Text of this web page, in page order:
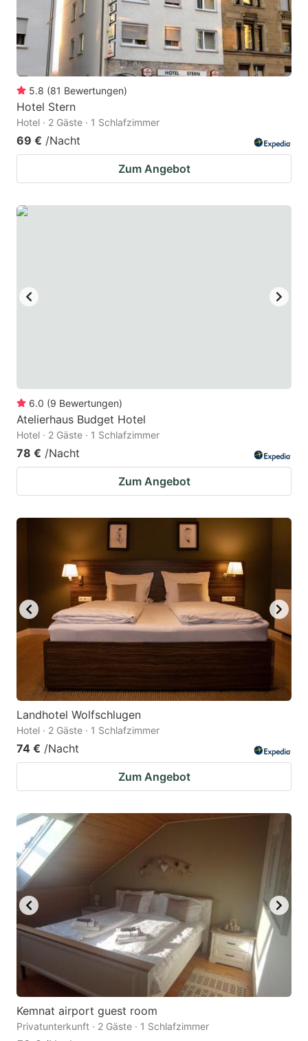
5.8 (81 Bewertungen)
Hotel Stern
Hotel · 2 Gäste · 1 Schlafzimmer
69 € /Nacht
Zum Angebot
6.0 (9 Bewertungen)
Atelierhaus Budget Hotel
Hotel · 2 Gäste · 1 Schlafzimmer
78 € /Nacht
Zum Angebot
Landhotel Wolfschlugen
Hotel · 2 Gäste · 1 Schlafzimmer
74 € /Nacht
Zum Angebot
Kemnat airport guest room
Privatunterkunft · 2 Gäste · 1 Schlafzimmer